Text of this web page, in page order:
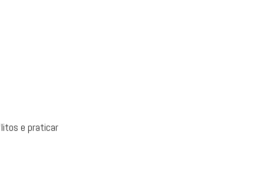
e praticar